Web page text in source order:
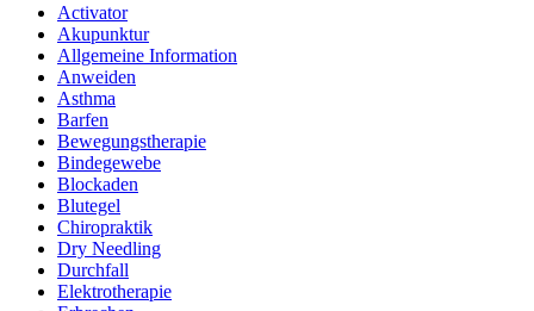
Activator
Akupunktur
Allgemeine Information
Anweiden
Asthma
Barfen
Bewegungstherapie
Bindegewebe
Blockaden
Blutegel
Chiropraktik
Dry Needling
Durchfall
Elektrotherapie